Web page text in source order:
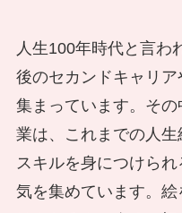
人生100年時代と言わ
後のセカンドキャリ
集まっています。そ
業は、これまでの人
スキルを身につけら
気を集めています。